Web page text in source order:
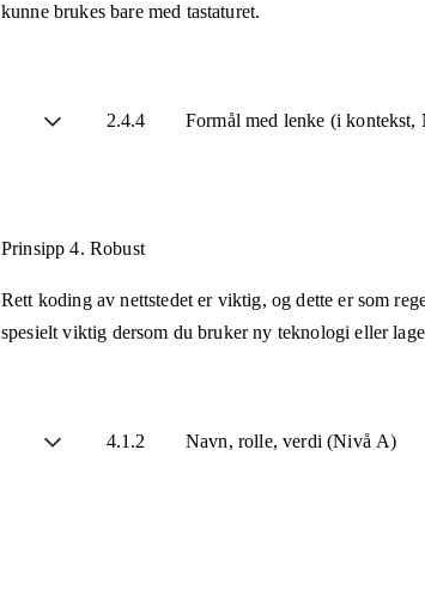
kunne brukes bare med tastaturet.
2.4.4 Formål med lenke (i
Prinsipp 4. Robust
Rett koding av nettstedet er viktig, og dette er som
spesielt viktig dersom du bruker ny teknologi eller
4.1.2 Navn, rolle, verdi (Nivå A)